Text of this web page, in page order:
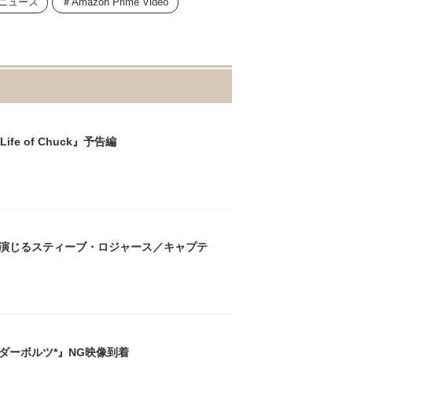
Life of Chuck』予告編
じるスティーブ・ロジャース／キャプテ
ーボルツ*』NG映像到着